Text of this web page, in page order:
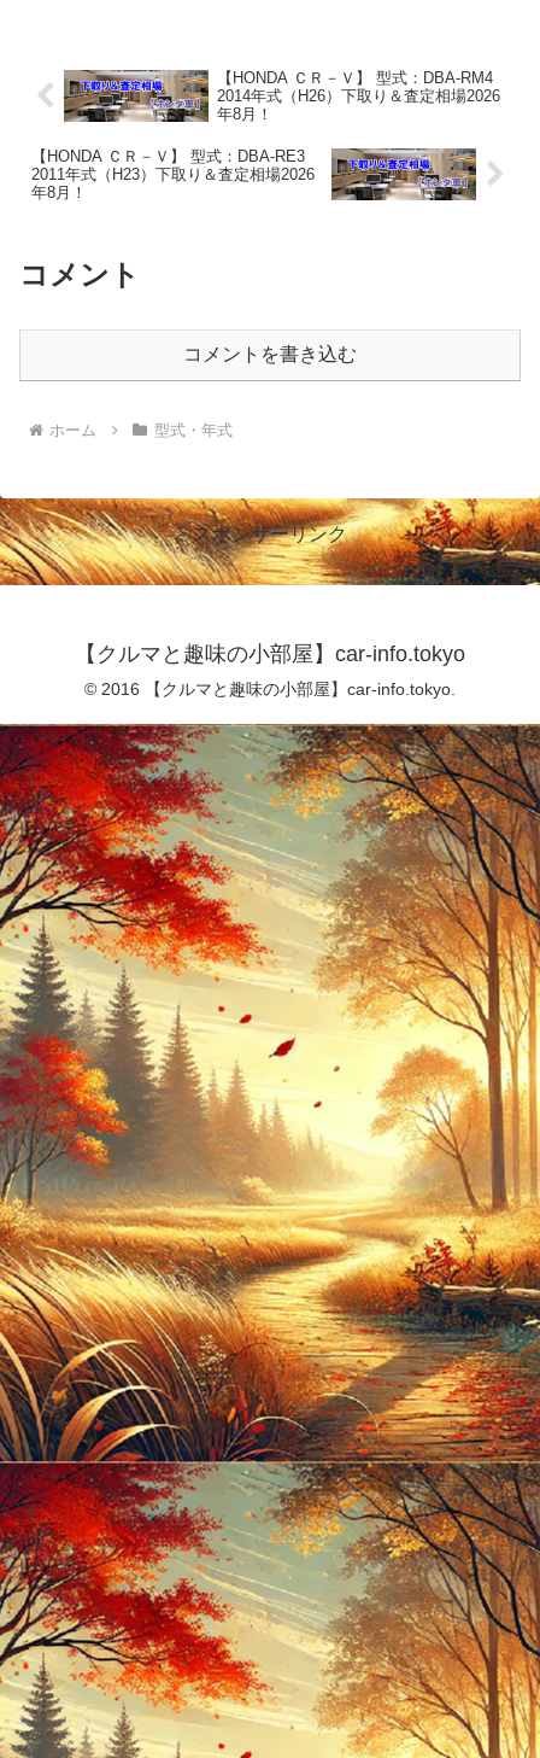
【HONDA ＣＲ－Ｖ】 型式：DBA-RM4
2014年式（H26）下取り＆査定相場2026
年8月！
【HONDA ＣＲ－Ｖ】 型式：DBA-RE3
2011年式（H23）下取り＆査定相場2026
年8月！
コメント
コメントを書き込む
ホーム 型式・年式
スポンサーリンク
【クルマと趣味の小部屋】car-info.tokyo
© 2016 【クルマと趣味の小部屋】car-info.tokyo.